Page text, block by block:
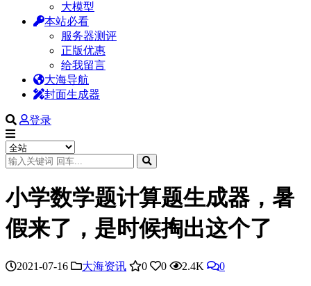
大模型
本站必看
服务器测评
正版优惠
给我留言
大海导航
封面生成器
登录
小学数学题计算题生成器，暑
假来了，是时候掏出这个了
2021-07-16 大海资讯 0 0 2.4K 0